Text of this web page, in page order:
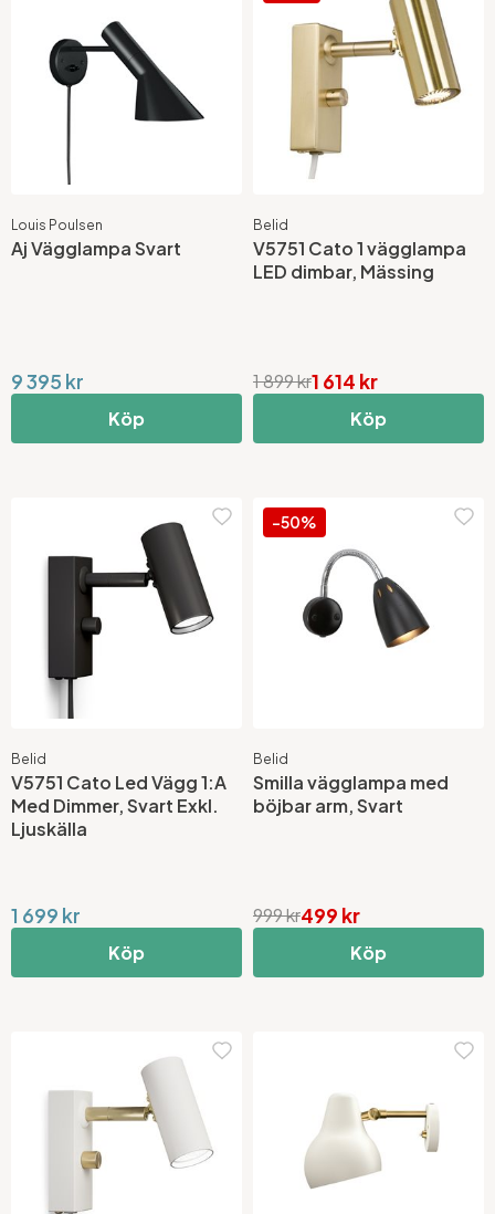
Louis Poulsen
Aj Vägglampa Svart
9 395 kr
Köp
Belid
V5751 Cato 1 vägglampa
LED dimbar, Mässing
1 614 kr
1 899 kr
Köp
Belid
V5751 Cato Led Vägg 1:A
Med Dimmer, Svart Exkl.
Ljuskälla
1 699 kr
Köp
-50%
Belid
Smilla vägglampa med
böjbar arm, Svart
499 kr
999 kr
Köp